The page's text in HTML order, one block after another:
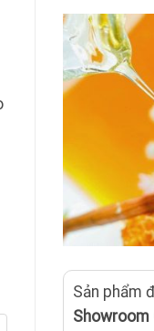
Sản phẩm
Showroom